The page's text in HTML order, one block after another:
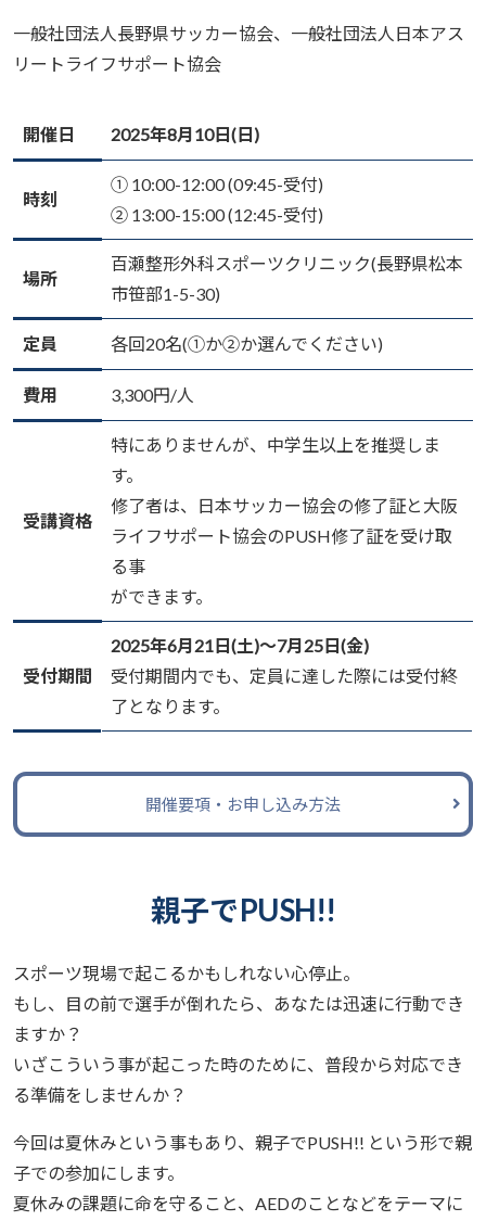
一般社団法人長野県サッカー協会、一般社団法人日本アス
リートライフサポート協会
開催日 2025年8月10日(日)
時刻
① 10:00-12:00 (09:45-受付)
② 13:00-15:00 (12:45-受付)
場所
百瀬整形外科スポーツクリニック(長野県松本
市笹部1-5-30)
定員 各回20名(①か②か選んでください)
費用 3,300円/人
受講資格
特にありませんが、中学生以上を推奨しま
す。
修了者は、日本サッカー協会の修了証と大阪
ライフサポート協会のPUSH修了証を受け取
る事
ができます。
受付期間
2025年6月21日(土)〜7月25日(金)
受付期間内でも、定員に達した際には受付終
了となります。
開催要項・お申し込み方法
親子でPUSH!!
スポーツ現場で起こるかもしれない心停止。
もし、目の前で選手が倒れたら、あなたは迅速に行動でき
ますか？
いざこういう事が起こった時のために、普段から対応でき
る準備をしませんか？
今回は夏休みという事もあり、親子でPUSH!! という形で親
子での参加にします。
夏休みの課題に命を守ること、AEDのことなどをテーマに